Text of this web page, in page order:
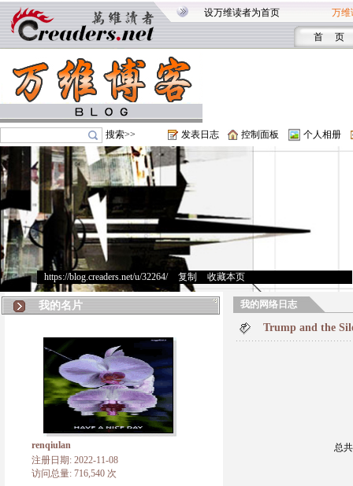
设万维读者为首页 万维
首 页
搜索>> 发表日志 控制面板 个人相册
https://blog.creaders.net/u/32264/> 复制 收藏本页
我的名片
renqiulan
注册日期: 2022-11-08
访问总量: 716,540 次
我的网络日志
Trump and the
总